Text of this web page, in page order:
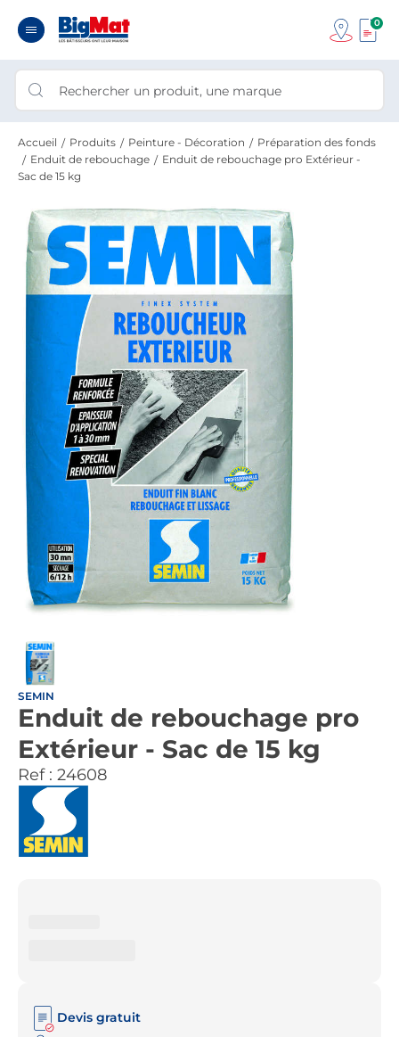
0
Accueil Produits Peinture - Décoration
Préparation des fonds
Enduit de rebouchage
Enduit de rebouchage pro Extérieur -
Sac de 15 kg
SEMIN
Enduit de rebouchage pro
Extérieur - Sac de 15 kg
Ref : 24608
Devis gratuit